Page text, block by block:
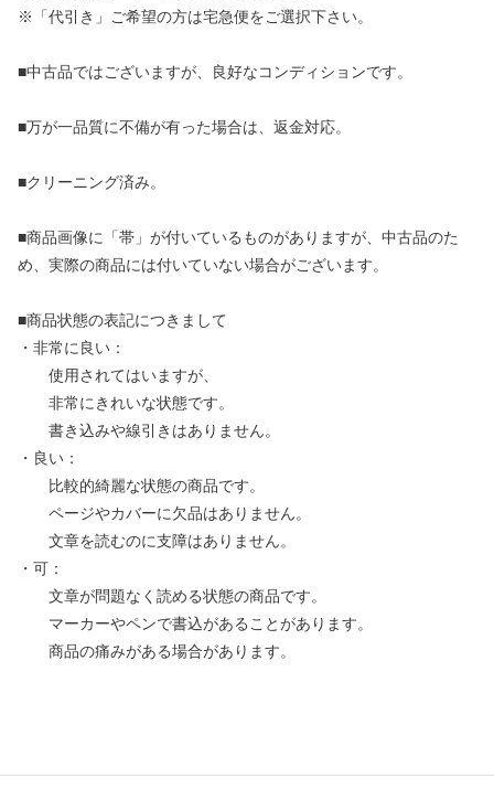
※「代引き」ご希望の方は宅急便をご選択下さい。
■中古品ではございますが、良好なコンディションです。
■万が一品質に不備が有った場合は、返金対応。
■クリーニング済み。
■商品画像に「帯」が付いているものがありますが、中古品のた
め、実際の商品には付いていない場合がございます。
■商品状態の表記につきまして
・非常に良い：
使用されてはいますが、
非常にきれいな状態です。
書き込みや線引きはありません。
・良い：
比較的綺麗な状態の商品です。
ページやカバーに欠品はありません。
文章を読むのに支障はありません。
・可：
文章が問題なく読める状態の商品です。
マーカーやペンで書込があることがあります。
商品の痛みがある場合があります。